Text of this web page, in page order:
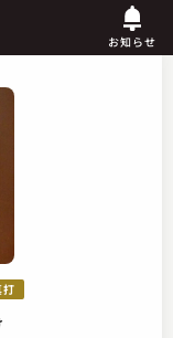
お知らせ
打